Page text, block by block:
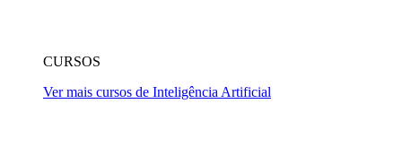
CURSOS
Ver mais cursos de Inteligência Artificial